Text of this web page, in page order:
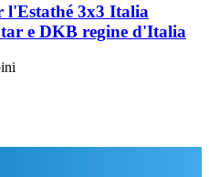
l'Estathé 3x3 Italia
e DKB regine d'Italia